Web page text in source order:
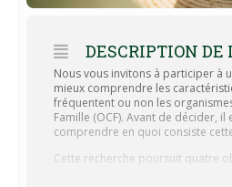
DESCRIPTION DE
Nous vous invitons à participer à
mieux comprendre les
fréquentent ou non les
Famille (OCF). Avant de décider,
comprendre en quoi consiste
Cette recherche poursuit quatre